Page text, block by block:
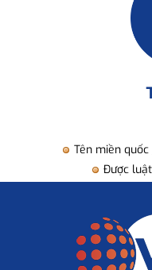
Tên miền
Được